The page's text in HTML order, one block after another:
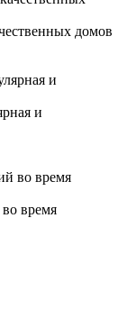
домов
и
время